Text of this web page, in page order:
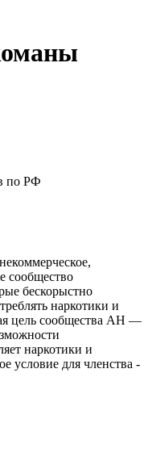
по РФ
сообщество
бескорыстно
наркотики и
цель сообщества АН —
наркотики и
условие для членства -